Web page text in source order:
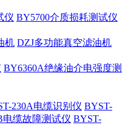
仪 BY5700介质损耗测试仪
机 DZJ多功能真空滤油机
BY6360A绝缘油介电强度测
230A电缆识别仪 BYST-
电缆故障测试仪 BYST-